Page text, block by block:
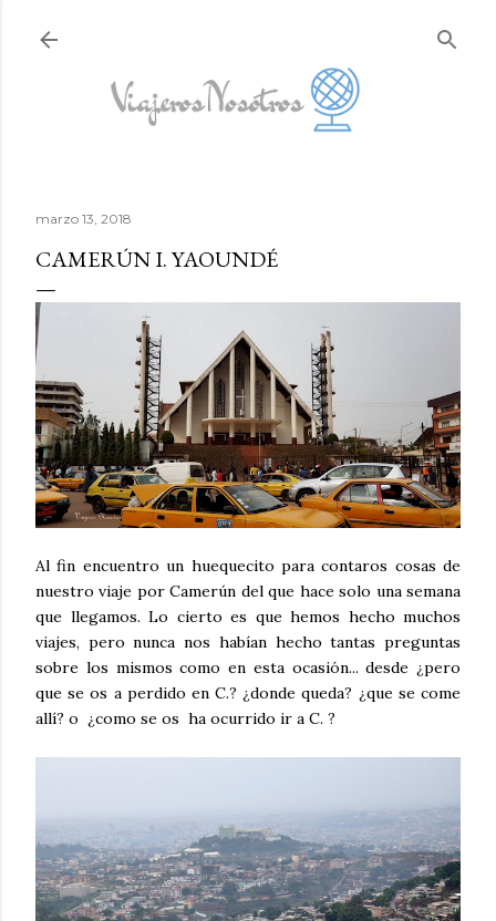
marzo 13, 2018
CAMERÚN I. YAOUNDÉ
Al fin encuentro un huequecito para contaros cosas de
nuestro viaje por Camerún del que hace solo una semana
que llegamos. Lo cierto es que hemos hecho muchos
viajes, pero nunca nos habían hecho tantas preguntas
sobre los mismos como en esta ocasión... desde ¿pero
que se os a perdido en C.? ¿donde queda? ¿que se come
allí? o ¿como se os ha ocurrido ir a C. ?